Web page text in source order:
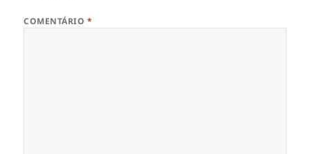
COMENTÁRIO *